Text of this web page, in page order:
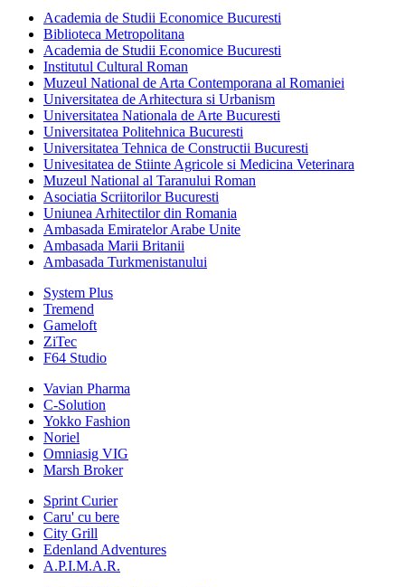
Academia de Studii Economice Bucuresti
Biblioteca Metropolitana
Academia de Studii Economice Bucuresti
Institutul Cultural Roman
Muzeul National de Arta Contemporana al Romaniei
Universitatea de Arhitectura si Urbanism
Universitatea Nationala de Arte Bucuresti
Universitatea Politehnica Bucuresti
Universitatea Tehnica de Constructii Bucuresti
Univesitatea de Stiinte Agricole si Medicina Veterinara
Muzeul National al Taranului Roman
Asociatia Scriitorilor Bucuresti
Uniunea Arhitectilor din Romania
Ambasada Emiratelor Arabe Unite
Ambasada Marii Britanii
Ambasada Turkmenistanului
System Plus
Tremend
Gameloft
ZiTec
F64 Studio
Vavian Pharma
C-Solution
Yokko Fashion
Noriel
Omniasig VIG
Marsh Broker
Sprint Curier
Caru' cu bere
City Grill
Edenland Adventures
A.P.I.M.A.R.